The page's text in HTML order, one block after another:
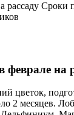
рассаду Сроки
феврале на
цветок,
2 месяцев.